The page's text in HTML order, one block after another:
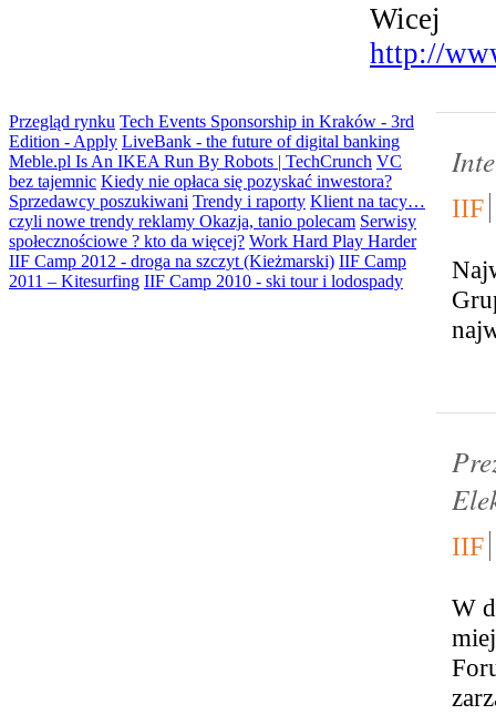
Wicej
http://
Przegląd rynku Tech Events Sponsorship in Kraków - 3rd
Edition - Apply LiveBank - the future of digital banking
Meble.pl Is An IKEA Run By Robots | TechCrunch VC
bez tajemnic Kiedy nie opłaca się pozyskać inwestora?
Sprzedawcy poszukiwani Trendy i raporty Klient na tacy…
czyli nowe trendy reklamy Okazja, tanio polecam Serwisy
społecznościowe ? kto da więcej? Work Hard Play Harder
IIF Camp 2012 - droga na szczyt (Kieżmarski) IIF Camp
2011 – Kitesurfing IIF Camp 2010 - ski tour i lodospady
IIF
IIF
W